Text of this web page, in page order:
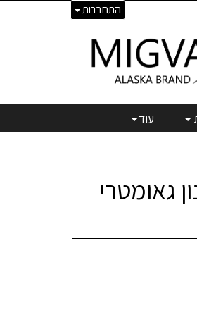
התחברות
עוד
גאומטרי